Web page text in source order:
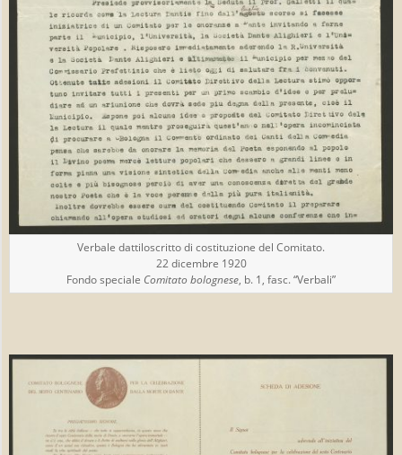
Verbale dattiloscritto di costituzione del Comitato.
22 dicembre 1920
Fondo speciale Comitato bolognese, b. 1, fasc. “Verbali”